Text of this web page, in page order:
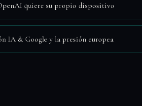
quiere su propio dispositivo
IA & Google y la presión europea